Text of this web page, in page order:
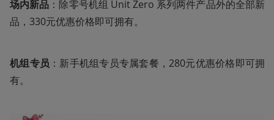
场内新品 ：除零号机组 Unit Zero 系列两件产品外的全部新
品，330元优惠价格即可拥有。
机组专员 ：新手机组专员专属套餐，280元优惠价格即可拥
有。